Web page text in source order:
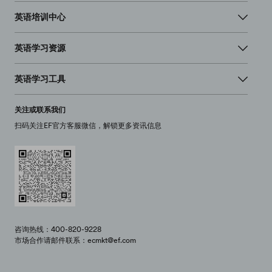
英语培训中心
英语学习资源
英语学习工具
关注或联系我们
扫码关注EF官方客服微信，解锁更多资讯信息
咨询热线：400-820-9228
市场合作请邮件联系：ecmkt@ef.com